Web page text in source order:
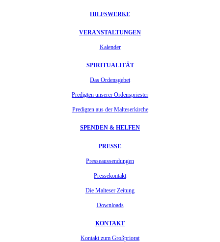
HILFSWERKE
VERANSTALTUNGEN
Kalender
SPIRITUALITÄT
Das Ordensgebet
Predigten unserer Ordenspriester
Predigten aus der Malteserkirche
SPENDEN & HELFEN
PRESSE
Presseaussendungen
Pressekontakt
Die Malteser Zeitung
Downloads
KONTAKT
Kontakt zum Großpriorat